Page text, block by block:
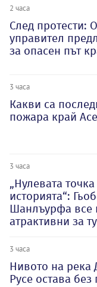
2 часа
След протести:
управител
за опасен път
3 часа
Какви са
пожара край
3 часа
„Нулевата
историята“:
Шанлъурфа все
атрактивни за
3 часа
Нивото на река
Русе остава